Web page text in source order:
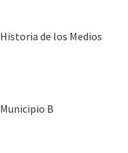
Historia de los Medios
Municipio B